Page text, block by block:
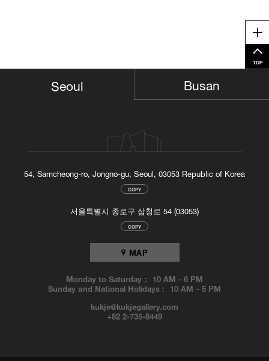
TOP
Seoul
54, Samcheong-ro, Jongno-gu, Seoul, 03053 Republic of Korea
COPY
서울특별시 종로구 삼청로 54 (03053)
COPY
MAP
Monday to Saturday : 10 AM -6 PM
Sunday and National Holidays : 10 AM -5 PM
kukje@kukjegallery.com
+82 2-735-8449
Busan